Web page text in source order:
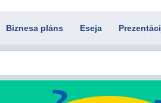
Biznesa plāns Eseja